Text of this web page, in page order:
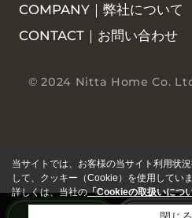
COMPANY｜弊社について
CONTACT｜お問い合わせ
© 2024 Nitta Home Co.
当サイトでは、お客様の当サイト利用状
して、クッキー（Cookie）を使用していま
詳しくは、当社の「Cookieの取扱いにつ